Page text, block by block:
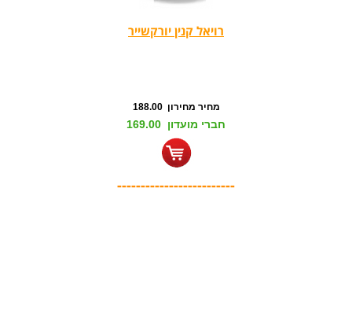
רויאל קנין יורקשייר
מחיר מחירון 188.00
חברי מועדון 169.00
-------------------------